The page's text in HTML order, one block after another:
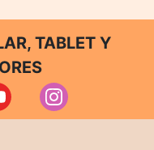
TABLET Y